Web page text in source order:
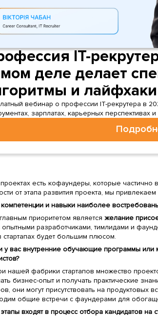
IT-
деле делает
и
вебинар о профессии IT-рекрутера в
зарплатах, карьерных перспективах
есть кофаундеры, которые частично
от этапа развития проекта, мы привлекаем
и навыки наиболее
приоритетом являетсяжелание
опытными разработчиками, тимлидами и
стартапах будет большим плюсом.
у вас внутренние обучающие программы
нашей фабрики стартапов множество
бизнес-опыт и получать практические
они могут присутствовать на продуктовых
общие встречи с фаундерами для
входят в процесс отбора кандидатов